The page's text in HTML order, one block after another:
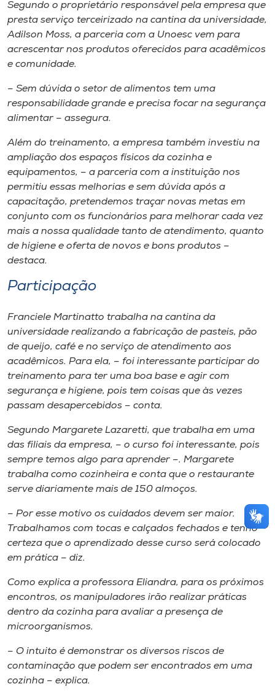
Segundo o proprietário responsável pela empresa que
presta serviço terceirizado na cantina da universidade,
Adilson Moss, a parceria com a Unoesc vem para
acrescentar nos produtos oferecidos para acadêmicos
e comunidade.
– Sem dúvida o setor de alimentos tem uma
responsabilidade grande e precisa focar na segurança
alimentar – assegura.
Além do treinamento, a empresa também investiu na
ampliação dos espaços físicos da cozinha e
equipamentos, – a parceria com a instituição nos
permitiu essas melhorias e sem dúvida após a
capacitação, pretendemos traçar novas metas em
conjunto com os funcionários para melhorar cada vez
mais a nossa qualidade tanto de atendimento, quanto
de higiene e oferta de novos e bons produtos –
destaca.
Participação
Franciele Martinatto trabalha na cantina da
universidade realizando a fabricação de pasteis, pão
de queijo, café e no serviço de atendimento aos
acadêmicos. Para ela, – foi interessante participar do
treinamento para ter uma boa base e agir com
segurança e higiene, pois tem coisas que às vezes
passam desapercebidos – conta.
Segundo Margarete Lazaretti, que trabalha em uma
das filiais da empresa, – o curso foi interessante, pois
sempre temos algo para aprender –. Margarete
trabalha como cozinheira e conta que o restaurante
serve diariamente mais de 150 almoços.
– Por esse motivo os cuidados devem ser maior.
Trabalhamos com tocas e calçados fechados e tenho
certeza que o aprendizado desse curso será colocado
em prática – diz.
Como explica a professora Eliandra, para os próximos
encontros, os manipuladores irão realizar práticas
dentro da cozinha para avaliar a presença de
microorganismos.
– O intuito é demonstrar os diversos riscos de
contaminação que podem ser encontrados em uma
cozinha – explica.